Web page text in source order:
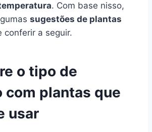
. Com base nisso,
sugestões de plantas
conferir a seguir.
o tipo de
com plantas que
usar